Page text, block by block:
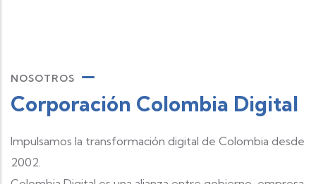
NOSOTROS
Corporación Colombia Digital
Impulsamos la transformación digital de Colombia desde
2002.